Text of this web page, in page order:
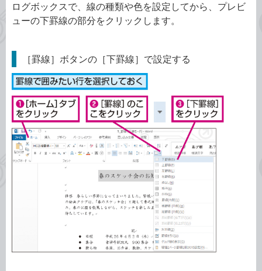
ログボックスで、線の種類や色を設定してから、プレビ
ューの下罫線の部分をクリックします。
［罫線］ボタンの［下罫線］で設定する